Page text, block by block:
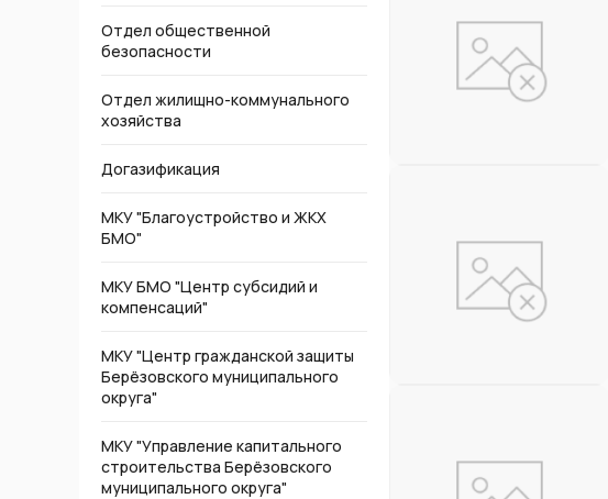
Отдел общественной
безопасности
Отдел жилищно-коммунального
хозяйства
Догазификация
МКУ "Благоустройство и ЖКХ
БМО"
МКУ БМО "Центр субсидий и
компенсаций"
МКУ "Центр гражданской защиты
Берёзовского муниципального
округа"
МКУ "Управление капитального
строительства Берёзовского
муниципального округа"